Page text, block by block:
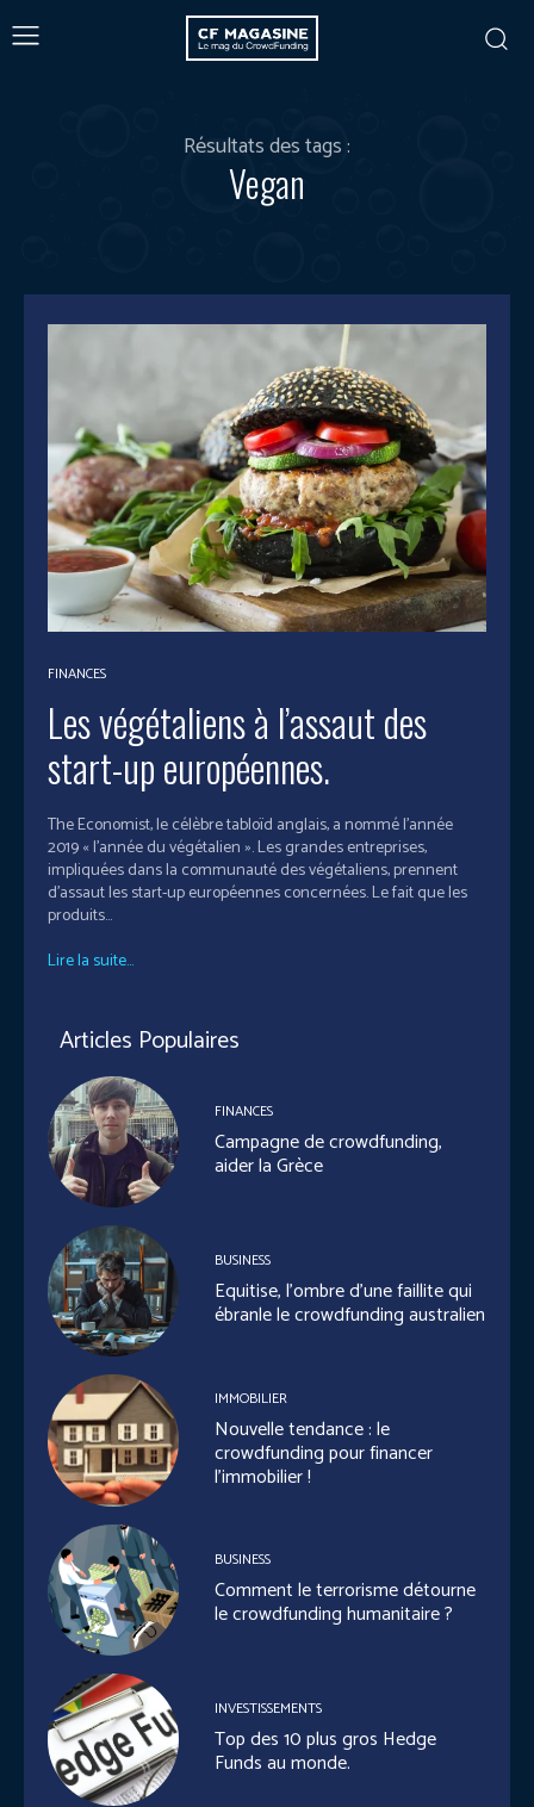
Résultats des tags :
Vegan
FINANCES
Les végétaliens à l’assaut des
start-up européennes.
The Economist, le célèbre tabloïd anglais, a nommé l'année
2019 « l'année du végétalien ». Les grandes entreprises,
impliquées dans la communauté des végétaliens, prennent
d’assaut les start-up européennes concernées. Le fait que les
produits...
Lire la suite...
Articles Populaires
FINANCES
Campagne de crowdfunding,
aider la Grèce
BUSINESS
Equitise, l’ombre d’une faillite qui
ébranle le crowdfunding australien
IMMOBILIER
Nouvelle tendance : le
crowdfunding pour financer
l’immobilier !
BUSINESS
Comment le terrorisme détourne
le crowdfunding humanitaire ?
INVESTISSEMENTS
Top des 10 plus gros Hedge
Funds au monde.